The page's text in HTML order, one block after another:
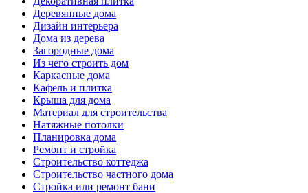
Деревянные дома
Дизайн интерьера
Дома из дерева
Загородные дома
Из чего строить дом
Каркасные дома
Кафель и плитка
Крыша для дома
Материал для строительства
Натяжные потолки
Планировка дома
Ремонт и стройка
Строительство коттеджа
Строительство частного дома
Стройка или ремонт бани